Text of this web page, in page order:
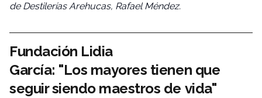
de Destilerías Arehucas, Rafael Méndez.
Fundación Lidia
García: "Los mayores tienen que
seguir siendo maestros de vida"